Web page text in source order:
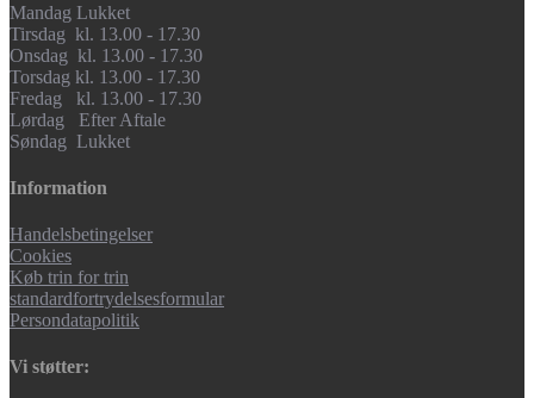
Mandag Lukket
Tirsdag kl. 13.00 - 17.30
Onsdag kl. 13.00 - 17.30
Torsdag kl. 13.00 - 17.30
Fredag kl. 13.00 - 17.30
Lørdag Efter Aftale
Søndag Lukket
Information
Handelsbetingelser
Cookies
Køb trin for trin
standardfortrydelsesformular
Persondatapolitik
Vi støtter: